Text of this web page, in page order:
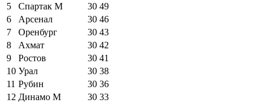
5
Спартак М 30 49
6
Арсенал 30 46
7
Оренбург 30 43
8
Ахмат 30 42
9
Ростов 30 41
10 Урал 30 38
11 Рубин 30 36
12 Динамо М 30 33